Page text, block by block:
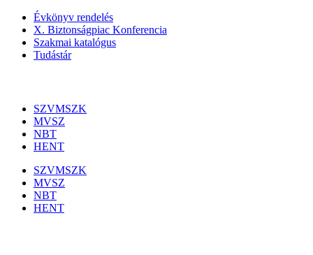
Évkönyv rendelés
X. Biztonságpiac Konferencia
Szakmai katalógus
Tudástár
SZVMSZK
MVSZ
NBT
HENT
SZVMSZK
MVSZ
NBT
HENT